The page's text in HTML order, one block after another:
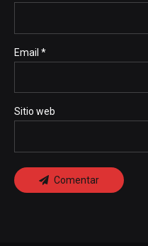
Email *
Sitio web
Comentar